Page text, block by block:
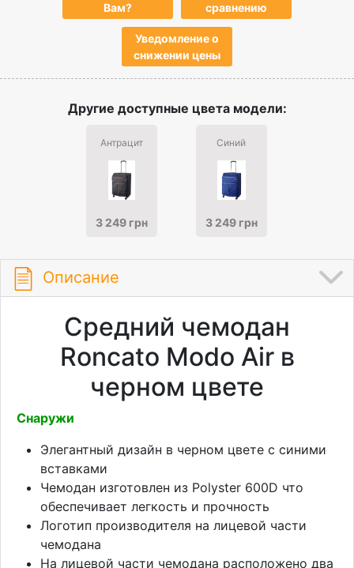
Вам?
сравнению
Уведомление о
снижении цены
Другие доступные цвета модели:
Антрацит
3 249 грн
Синий
3 249 грн
Описание
Средний чемодан
Roncato Modo Air в
черном цвете
Снаружи
Элегантный дизайн в черном цвете с синими
вставками
Чемодан изготовлен из Polyster 600D что
обеспечивает легкость и прочность
Логотип производителя на лицевой части
чемодана
На лицевой части чемодана расположено два